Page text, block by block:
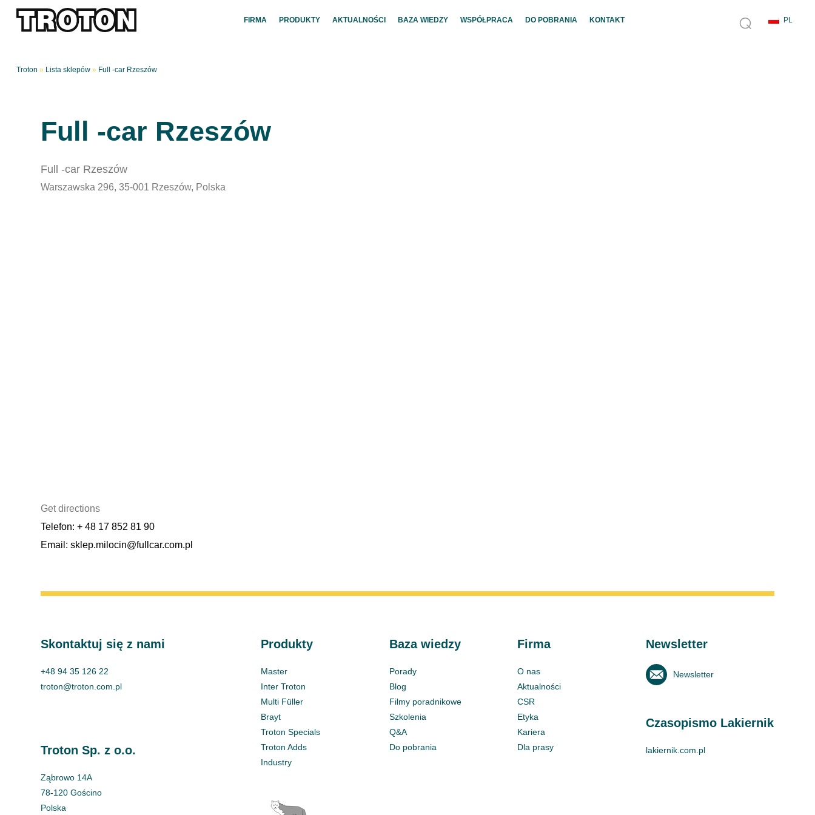
FIRMA PRODUKTY AKTUALNOŚCI BAZA WIEDZY WSPÓŁPRACA DO POBRANIA KONTAKT
Troton » Lista sklepów» Full -car Rzeszów
Full -car Rzeszów
Full -car Rzeszów
Warszawska 296, 35-001 Rzeszów, Polska
Get directions
Telefon: + 48 17 852 81 90
Email: sklep.milocin@fullcar.com.pl
Skontaktuj się z nami
+48 94 35 126 22
troton@troton.com.pl
Troton Sp. z o.o.
Ząbrowo 14A
78-120 Gościno
Polska
Produkty
Master
Inter Troton
Multi Füller
Brayt
Troton Specials
Troton Adds
Industry
Baza wiedzy
Porady
Blog
Filmy poradnikowe
Szkolenia
Q&A
Do pobrania
Firma
O nas
Aktualności
CSR
Etyka
Kariera
Dla prasy
Newsletter
Newsletter
Czasopismo Lakiernik
lakiernik.com.pl